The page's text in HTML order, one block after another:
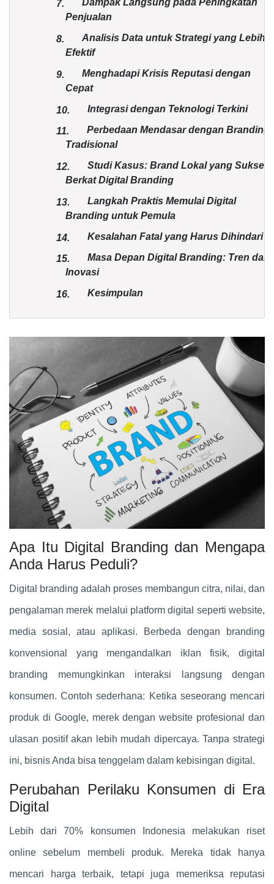
7.
Penjualan
8.
Analisis Data untuk Strategi yang Lebih
Efektif
9.
Menghadapi Krisis Reputasi dengan
Cepat
10. Integrasi dengan Teknologi Terkini
11.
Perbedaan Mendasar dengan Branding
Tradisional
12.
Studi Kasus: Brand Lokal yang Sukses
Berkat Digital Branding
13.
Langkah Praktis Memulai Digital
Branding untuk Pemula
14. Kesalahan Fatal yang Harus Dihindari
15.
Masa Depan Digital Branding: Tren dan
Inovasi
16. Kesimpulan
Apa Itu Digital Branding dan Mengapa
Anda Harus Peduli?
Digital branding adalah proses membangun citra, nilai, dan
pengalaman merek melalui platform digital seperti website,
media sosial, atau aplikasi. Berbeda dengan branding
konvensional yang mengandalkan iklan fisik, digital
branding memungkinkan interaksi langsung dengan
konsumen. Contoh sederhana: Ketika seseorang mencari
produk di Google, merek dengan website profesional dan
ulasan positif akan lebih mudah dipercaya. Tanpa strategi
ini, bisnis Anda bisa tenggelam dalam kebisingan digital.
Perubahan Perilaku Konsumen di Era
Digital
Lebih dari 70% konsumen Indonesia melakukan riset
online sebelum membeli produk. Mereka tidak hanya
mencari harga terbaik, tetapi juga memeriksa reputasi